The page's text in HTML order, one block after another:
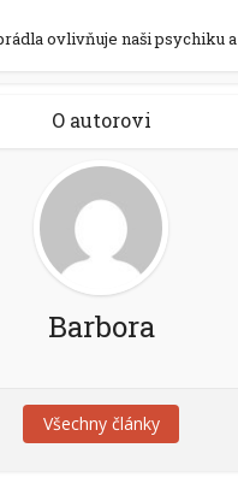
ovlivňuje naši psychiku a
O autorovi
Barbora
Všechny články